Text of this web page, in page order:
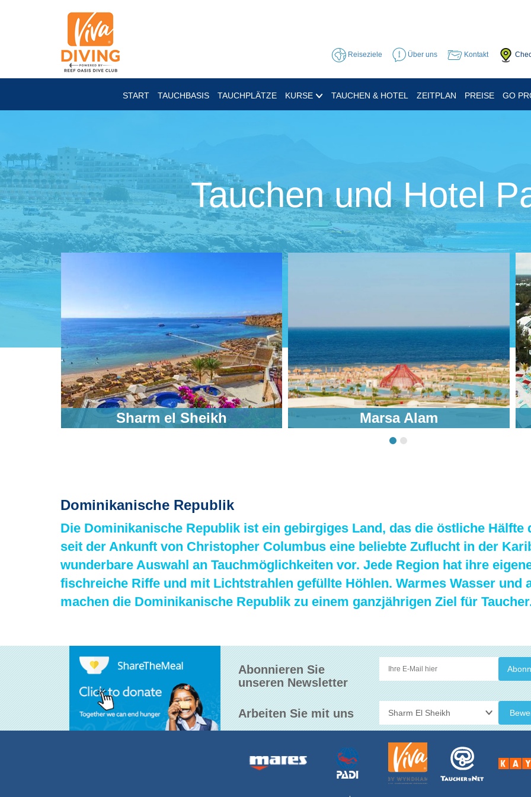
Reiseziele Über uns Kontakt
START TAUCHBASIS TAUCHPLÄTZE KURSE TAUCHEN & HOTEL ZEITPLAN PREISE GO
Tauchen und Hotel
Sharm el Sheikh Marsa Alam
Dominikanische Republik
Die Dominikanische Republik ist ein gebirgiges Land, das die östliche
seit der Ankunft von Christopher Columbus eine beliebte Zuflucht in der
wunderbare Auswahl an Tauchmöglichkeiten vor. Jede Region hat ihre
fischreiche Riffe und mit Lichtstrahlen gefüllte Höhlen. Warmes Wasser und
machen die Dominikanische Republik zu einem ganzjährigen Ziel für
Abonnieren Sie
unseren Newsletter
Arbeiten Sie mit uns